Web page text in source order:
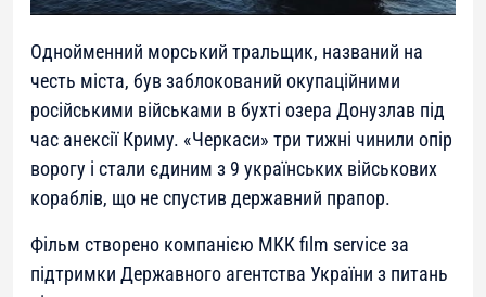
Однойменний морський тральщик, названий на
честь міста, був заблокований окупаційними
російськими військами в бухті озера Донузлав під
час анексії Криму. «Черкаси» три тижні чинили опір
ворогу і стали єдиним з 9 українських військових
кораблів, що не спустив державний прапор.
Фільм створено компанією MKK film service за
підтримки Державного агентства України з питань